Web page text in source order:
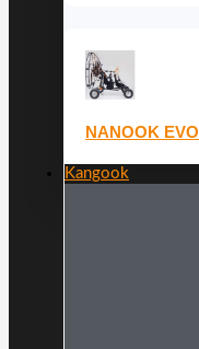
NANOOK EVO
Kangook